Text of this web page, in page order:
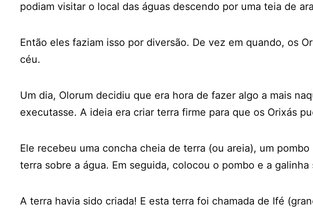
podiam visitar o local das águas descendo por uma teia de
Então eles faziam isso por diversão. De vez em quando, os
céu.
Um dia, Olorum decidiu que era hora de fazer algo a mais
executasse. A ideia era criar terra firme para que os Orixás
Ele recebeu uma concha cheia de terra (ou areia), um
terra sobre a água. Em seguida, colocou o pombo e a
A terra havia sido criada! E esta terra foi chamada de Ifé